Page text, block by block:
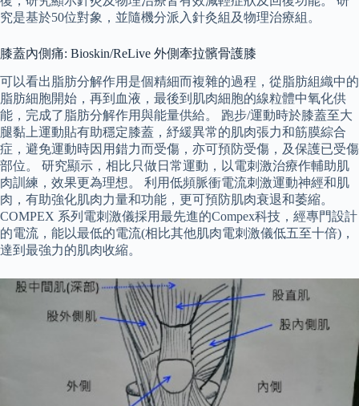
究是基於50位對象，並隨機分派入針灸組及物理治療組。
膝蓋內側痛: Bioskin/ReLive 外側牽拉髕骨護膝
可以看出脂肪分解作用是個精細而複雜的過程，從脂肪組織中的
脂肪細胞開始，再到血液，最後到肌肉細胞的線粒體中氧化供
能，完成了脂肪分解作用與能量供給。 跑步/運動時於膝蓋至大
腿黏上運動貼有助穩定膝蓋，紓緩異常的肌肉張力和筋膜綜合
症，避免運動時因用錯力而受傷，亦可預防受傷，及保護已受傷
部位。 研究顯示，相比只做日常運動，以電刺激治療作輔助肌
肉訓練，效果更為理想。 利用低頻脈衝電流刺激運動神經和肌
肉，有助強化肌肉力量和功能，更可預防肌肉衰退和萎縮。
COMPEX 系列電刺激儀採用最先進的Compex科技，經專門設計
的電流，能以最低的電流(相比其他肌肉電刺激儀低五至十倍)，
達到最強力的肌肉收縮。